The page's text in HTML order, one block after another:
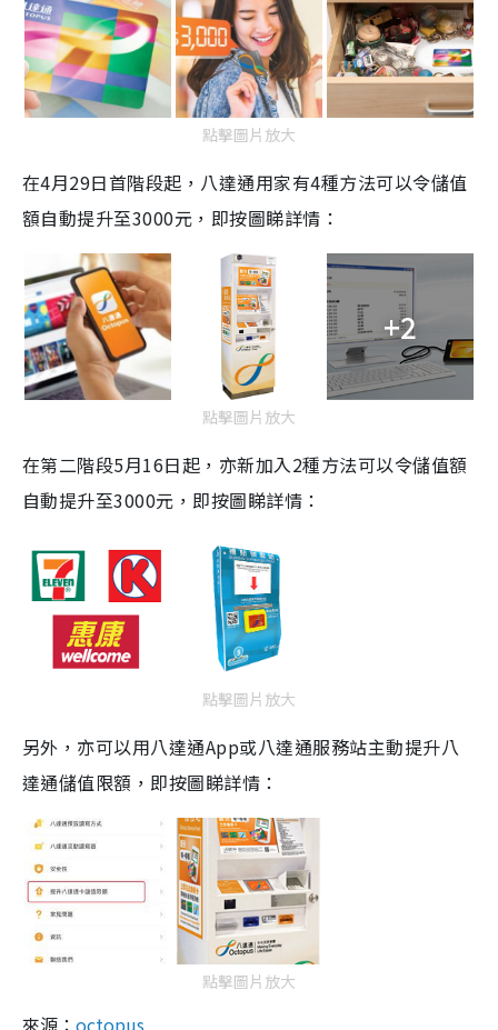
點擊圖片放大
在4月29日首階段起，八達通用家有4種方法可以令儲值
額自動提升至3000元，即按圖睇詳情：
+2
點擊圖片放大
在第二階段5月16日起，亦新加入2種方法可以令儲值額
自動提升至3000元，即按圖睇詳情：
點擊圖片放大
另外，亦可以用八達通App或八達通服務站主動提升八
達通儲值限額 ，即按圖睇詳情：
點擊圖片放大
來源： octopus